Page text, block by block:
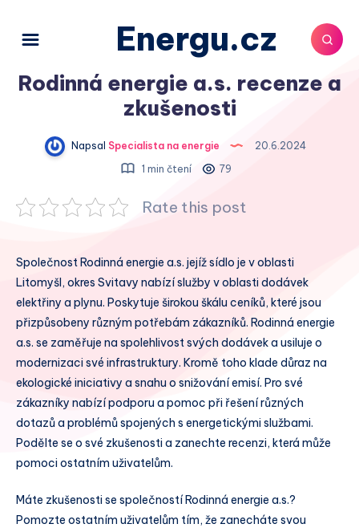
Energu.cz
Rodinná energie a.s. recenze a
zkušenosti
Napsal Specialista na energie
20.6.2024
1 min čtení
79
Rate this post
Společnost Rodinná energie a.s. jejíž sídlo je v oblasti
Litomyšl, okres Svitavy nabízí služby v oblasti dodávek
elektřiny a plynu. Poskytuje širokou škálu ceníků, které jsou
přizpůsobeny různým potřebám zákazníků. Rodinná energie
a.s. se zaměřuje na spolehlivost svých dodávek a usiluje o
modernizaci své infrastruktury. Kromě toho klade důraz na
ekologické iniciativy a snahu o snižování emisí. Pro své
zákazníky nabízí podporu a pomoc při řešení různých
dotazů a problémů spojených s energetickými službami.
Podělte se o své zkušenosti a zanechte recenzi, která může
pomoci ostatním uživatelům.
Máte zkušenosti se společností Rodinná energie a.s.?
Pomozte ostatním uživatelům tím, že zanecháte svou